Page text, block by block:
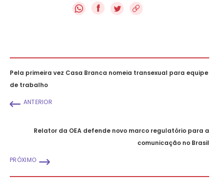
f
Pela primeira vez Casa Branca nomeia transexual para equipe
de trabalho
ANTERIOR
Relator da OEA defende novo marco regulatório para a
comunicação no Brasil
PRÓXIMO